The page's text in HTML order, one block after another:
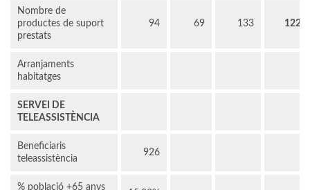
Nombre de
productes de suport
prestats
94 69 133 122
Arranjaments
habitatges
SERVEI DE
TELEASSISTÈNCIA
Beneficiaris
teleassistència
926
% població +65 anys